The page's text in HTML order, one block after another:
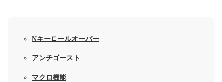
Nキーロールオーバー
アンチゴースト
マクロ機能